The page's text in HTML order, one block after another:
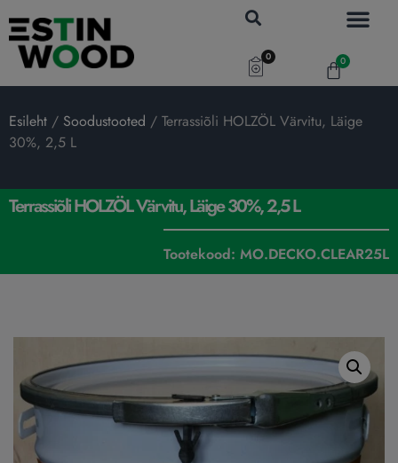
0 0
Esileht / Soodustooted / Terrassiõli HOLZÖL Värvitu, Läige
30%, 2,5 L
Terrassiõli HOLZÖL Värvitu, Läige 30%, 2,5 L
Tootekood: MO.DECKO.CLEAR25L